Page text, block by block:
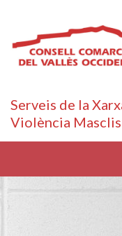
Serveis de la
Violència